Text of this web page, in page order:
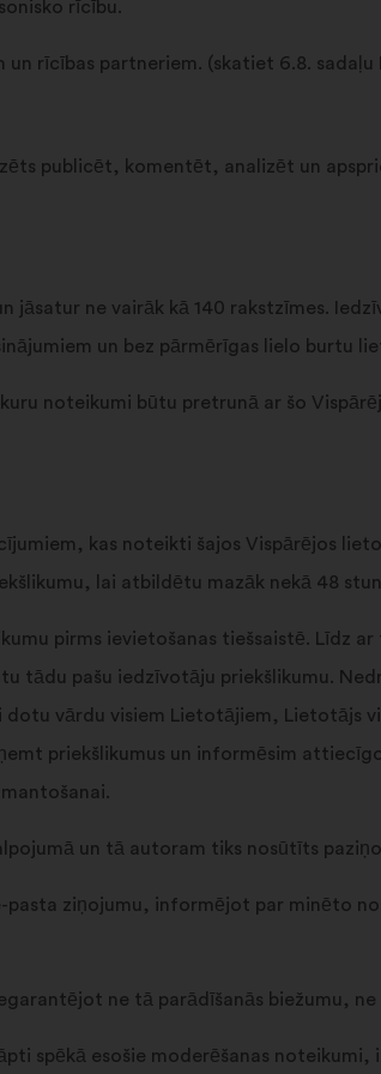
rīcību.
rīcības partneriem. (skatiet 6.8. sadaļu
publicēt, komentēt, analizēt un
jāsatur ne vairāk kā 140 rakstzīmes.
un bez pārmērīgas lielo burtu
noteikumi būtu pretrunā ar šo
kas noteikti šajos Vispārējos
lai atbildētu mazāk nekā 48
pirms ievietošanas tiešsaistē. Līdz
tādu pašu iedzīvotāju priekšlikumu.
vārdu visiem Lietotājiem, Lietotājs
priekšlikumus un informēsim
un tā autoram tiks nosūtīts
pasta ziņojumu, informējot par minēto
ne tā parādīšanās biežumu,
spēkā esošie moderēšanas noteikumi,